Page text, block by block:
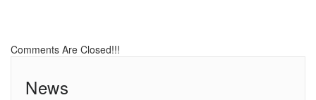
Comments Are Closed!!!
News